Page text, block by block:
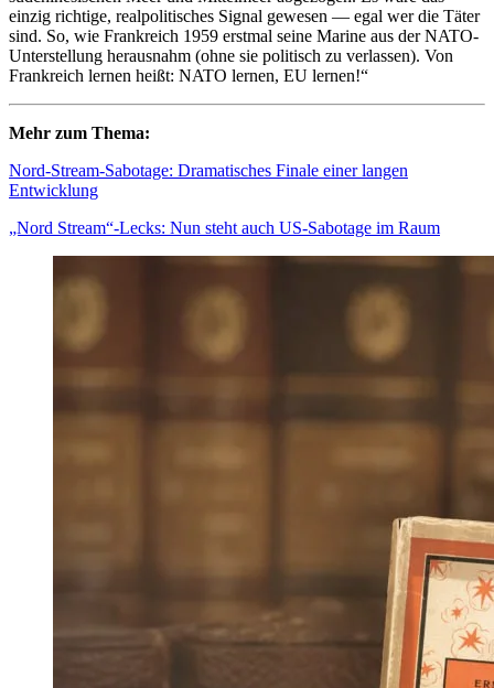
einzig richtige, realpolitisches Signal gewesen — egal wer die Täter
sind. So, wie Frankreich 1959 erstmal seine Marine aus der NATO-
Unterstellung herausnahm (ohne sie politisch zu verlassen). Von
Frankreich lernen heißt: NATO lernen, EU lernen!“
Mehr zum Thema:
Nord-Stream-Sabotage: Dramatisches Finale einer langen
Entwicklung
„Nord Stream“-Lecks: Nun steht auch US-Sabotage im Raum